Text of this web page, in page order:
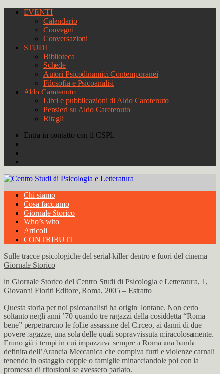
EVENTI
Calendario
Convegni
Conversazioni
STUDI
Biblioteca
Schede
Autori Psicodinamici Contemporanei
Filosofia e Psicoanalisi
Aldo Carotenuto
Libri e pubblicazioni di Aldo Carotenuto
Pensieri su Aldo Carotenuto
Ritagli
Entra in contatto con il CSPL
Chi siamo
Cosa facciamo
Giornale Storico
Who’s who
Articoli
CONTRIBUTI
Sulle tracce psicologiche del serial-killer dentro e fuori del cinema
Giornale Storico
in Giornale Storico del Centro Studi di Psicologia e Letteratura, 1,
Giovanni Fioriti Editore, Roma, 2005 – Estratto
Questa storia per noi psicoanalisti ha origini lontane. Non certo
soltanto negli anni ’70 quando tre ragazzi della cosiddetta “Roma
bene” perpetrarono le follie assassine del Circeo, ai danni di due
povere ragazze, una sola delle quali sopravvissuta miracolosamente.
Erano già i tempi in cui impazzava sempre a Roma una banda
definita dell’Arancia Meccanica che compiva furti e violenze carnali
tenendo in ostaggio coppie o famiglie minacciandole poi con la
promessa di ritorsioni se avessero parlato.